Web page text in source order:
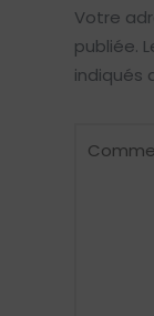
Votre
publiée.
indiqués